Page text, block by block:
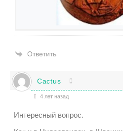
Ответить
Cactus
4 лет назад
Интересный вопрос.